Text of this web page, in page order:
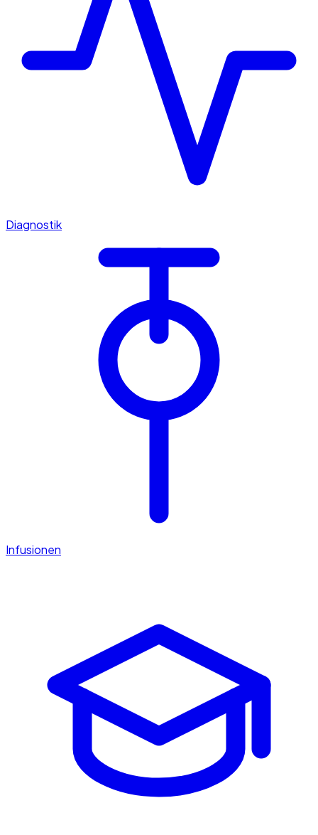
Diagnostik
Infusionen